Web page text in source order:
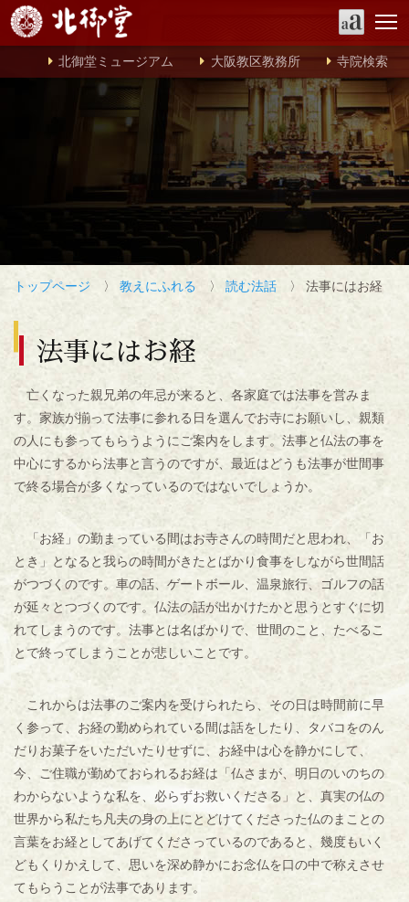
北御堂ミュージアム 大阪教区教務所 寺院検索
トップページ 〉 教えにふれる 〉 読む法話 〉 法事にはお経
法事にはお経
亡くなった親兄弟の年忌が来ると、各家庭では法事を営みま
す。家族が揃って法事に参れる日を選んでお寺にお願いし、親類
の人にも参ってもらうようにご案内をします。法事と仏法の事を
中心にするから法事と言うのですが、最近はどうも法事が世間事
で終る場合が多くなっているのではないでしょうか。
「お経」の勤まっている間はお寺さんの時間だと思われ、「お
とき」となると我らの時間がきたとばかり食事をしながら世間話
がつづくのです。車の話、ゲートボール、温泉旅行、ゴルフの話
が延々とつづくのです。仏法の話が出かけたかと思うとすぐに切
れてしまうのです。法事とは名ばかりで、世間のこと、たべるこ
とで終ってしまうことが悲しいことです。
これからは法事のご案内を受けられたら、その日は時間前に早
く参って、お経の勤められている間は話をしたり、タバコをのん
だりお菓子をいただいたりせずに、お経中は心を静かにして、
今、ご住職が勤めておられるお経は「仏さまが、明日のいのちの
わからないような私を、必らずお救いくださる」と、真実の仏の
世界から私たち凡夫の身の上にとどけてくださった仏のまことの
言葉をお経としてあげてくださっているのであると、幾度もいく
どもくりかえして、思いを深め静かにお念仏を口の中で称えさせ
てもらうことが法事であります。